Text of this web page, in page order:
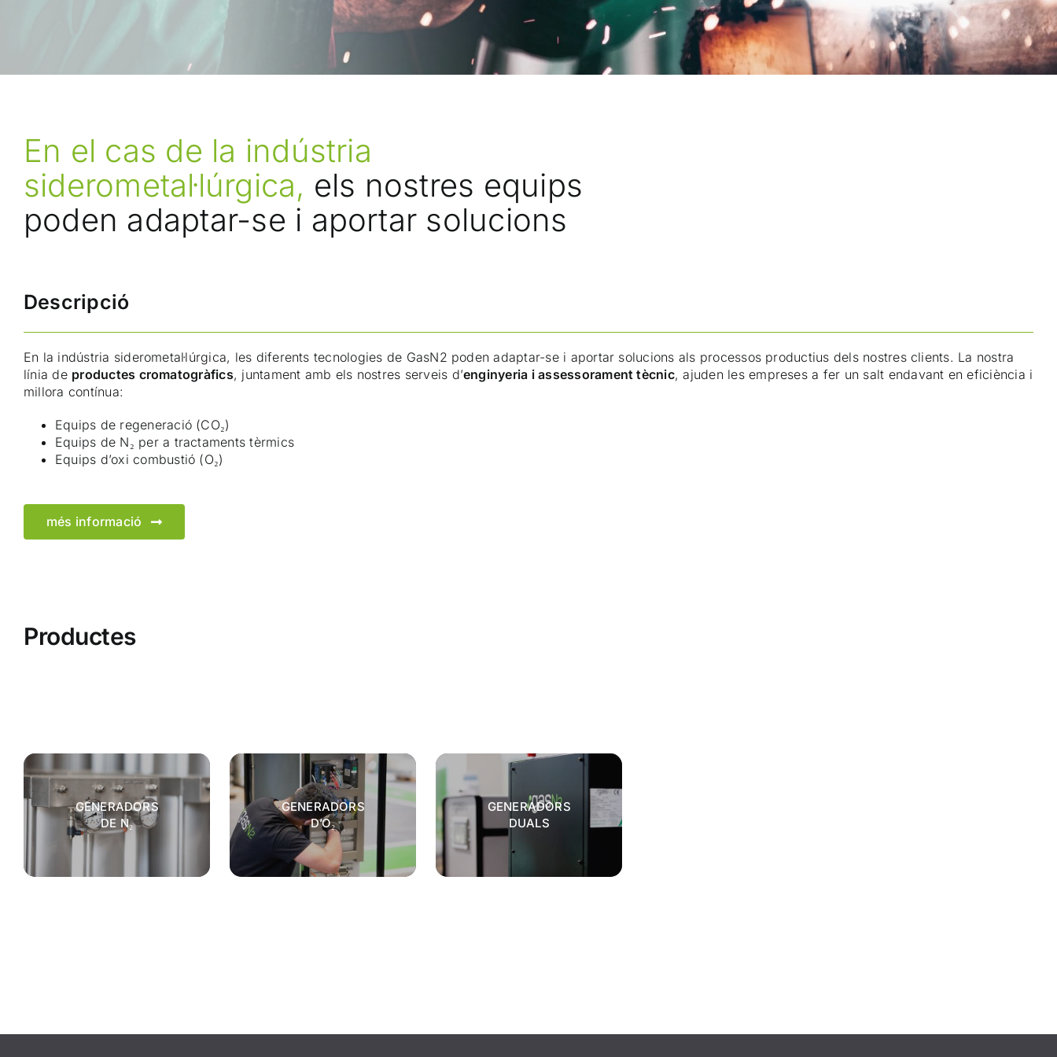
En el cas de la indústria
siderometal·lúrgica, els nostres equips
poden adaptar-se i aportar solucions
Descripció
En la indústria siderometal·lúrgica, les diferents tecnologies de GasN2 poden adaptar-se i aportar solucions als processos productius dels nostres clients. La nostra
línia de productes cromatogràfics, juntament amb els nostres serveis d’enginyeria i assessorament tècnic, ajuden les empreses a fer un salt endavant en eficiència i
millora contínua:
Equips de regeneració (CO₂)
Equips de N₂ per a tractaments tèrmics
Equips d’oxi combustió (O₂)
més informació
Productes
GENERADORS
DE N₂
GENERADORS
D’O₂
GENERADORS
DUALS